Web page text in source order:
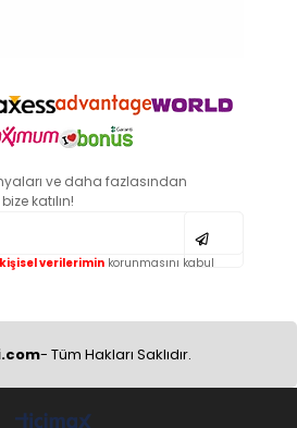
ve daha fazlasından
katılın!
kişisel verileriminkorunmasını kabul
- Tüm Hakları Saklıdır.